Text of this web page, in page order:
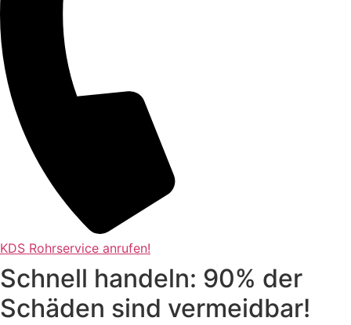
KDS Rohrservice anrufen!
Schnell handeln: 90% der
Schäden sind vermeidbar!